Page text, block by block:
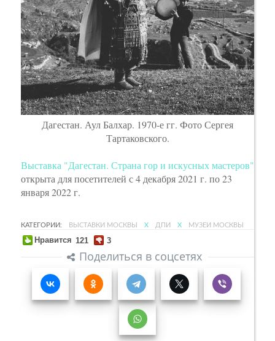
Дагестан. Аул Балхар. 1970-е гг. Фото Сергея
Тартаковского.
Выставка "Дагестан. Страна гор и искусных мастеров"
открыта для посетителей с 4 декабря 2021 г. по 23
января 2022 г.
КАТЕГОРИИ: ВЫСТАВКИ МОСКВЫ X ДПИ X МУЗЕИ МОСКВЫ
Нравится 121 3
Поделиться в соцсетях